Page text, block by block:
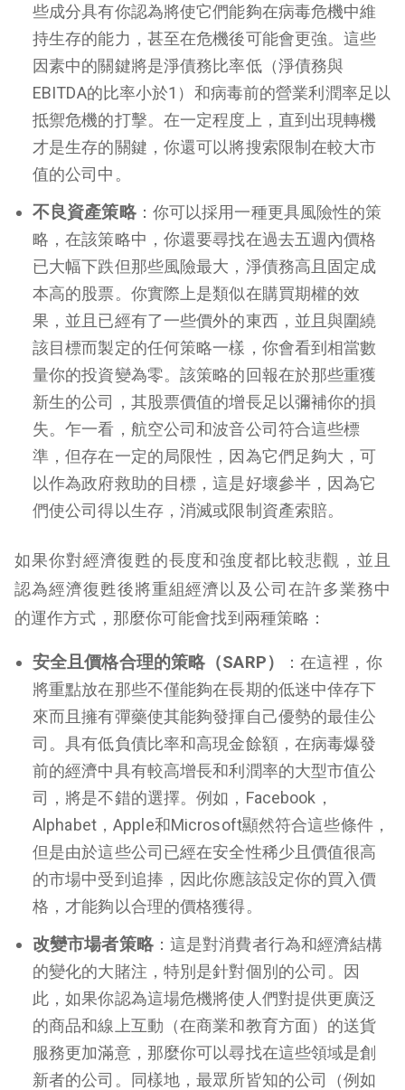
些成分具有你認為將使它們能夠在病毒危機中維
持生存的能力，甚至在危機後可能會更強。這些
因素中的關鍵將是淨債務比率低（淨債務與
EBITDA的比率小於1）和病毒前的營業利潤率足以
抵禦危機的打擊。在一定程度上，直到出現轉機
才是生存的關鍵，你還可以將搜索限制在較大市
值的公司中。
不良資產策略：你可以採用一種更具風險性的策
略，在該策略中，你還要尋找在過去五週內價格
已大幅下跌但那些風險最大，淨債務高且固定成
本高的股票。你實際上是類似在購買期權的效
果，並且已經有了一些價外的東西，並且與圍繞
該目標而製定的任何策略一樣，你會看到相當數
量你的投資變為零。該策略的回報在於那些重獲
新生的公司，其股票價值的增長足以彌補你的損
失。乍一看，航空公司和波音公司符合這些標
準，但存在一定的局限性，因為它們足夠大，可
以作為政府救助的目標，這是好壞參半，因為它
們使公司得以生存，消滅或限制資產索賠。
如果你對經濟復甦的長度和強度都比較悲觀，並且
認為經濟復甦後將重組經濟以及公司在許多業務中
的運作方式，那麼你可能會找到兩種策略：
安全且價格合理的策略（SARP）
：在這裡，你
將重點放在那些不僅能夠在長期的低迷中倖存下
來而且擁有彈藥使其能夠發揮自己優勢的最佳公
司。具有低負債比率和高現金餘額，在病毒爆發
前的經濟中具有較高增長和利潤率的大型市值公
司，將是不錯的選擇。例如，Facebook，
Alphabet，Apple和Microsoft顯然符合這些條件，
但是由於這些公司已經在安全性稀少且價值很高
的市場中受到追捧，因此你應該設定你的買入價
格，才能夠以合理的價格獲得。
改變市場者策略：這是對消費者行為和經濟結構
的變化的大賭注，特別是針對個別的公司。因
此，如果你認為這場危機將使人們對提供更廣泛
的商品和線上互動（在商業和教育方面）的送貨
服務更加滿意，那麼你可以尋找在這些領域是創
新者的公司。同樣地，最眾所皆知的公司（例如